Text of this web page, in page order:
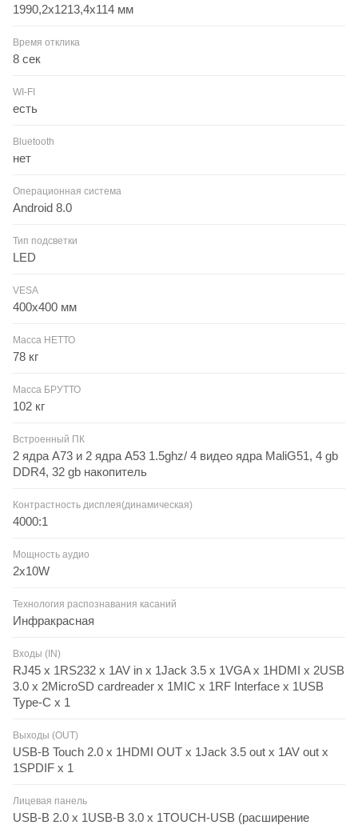
1990,2x1213,4x114 мм
Время отклика
8 сек
WI-FI
есть
Bluetooth
нет
Операционная система
Android 8.0
Тип подсветки
LED
VESA
400x400 мм
Масса НЕТТО
78 кг
Масса БРУТТО
102 кг
Встроенный ПК
2 ядра A73 и 2 ядра A53 1.5ghz/ 4 видео ядра MaliG51, 4 gb
DDR4, 32 gb накопитель
Контрастность дисплея(динамическая)
4000:1
Мощность аудио
2x10W
Технология распознавания касаний
Инфракрасная
Входы (IN)
RJ45 x 1RS232 x 1AV in x 1Jack 3.5 x 1VGA x 1HDMI x 2USB
3.0 x 2MicroSD cardreader x 1MIC x 1RF Interface x 1USB
Type-C x 1
Выходы (OUT)
USB-B Touch 2.0 x 1HDMI OUT x 1Jack 3.5 out x 1AV out x
1SPDIF x 1
Лицевая панель
USB-B 2.0 x 1USB-B 3.0 x 1TOUCH-USB (расширение